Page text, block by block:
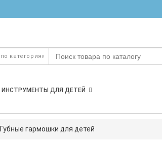
ДЛЯ ДЕТЕЙ
Губные гармошки для детей